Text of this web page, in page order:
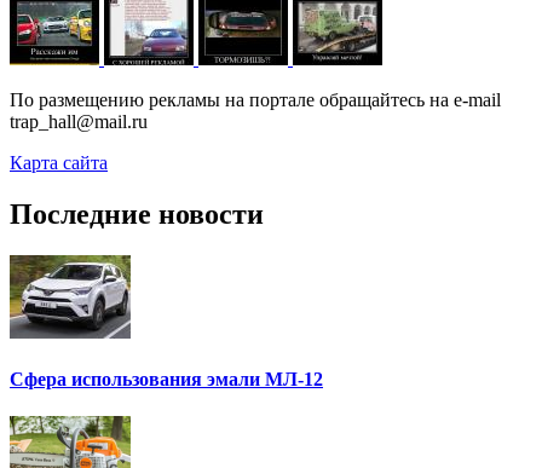
По размещению рекламы на портале обращайтесь на e-mail
trap_hall@mail.ru
Карта сайта
Последние новости
Сфера использования эмали МЛ-12